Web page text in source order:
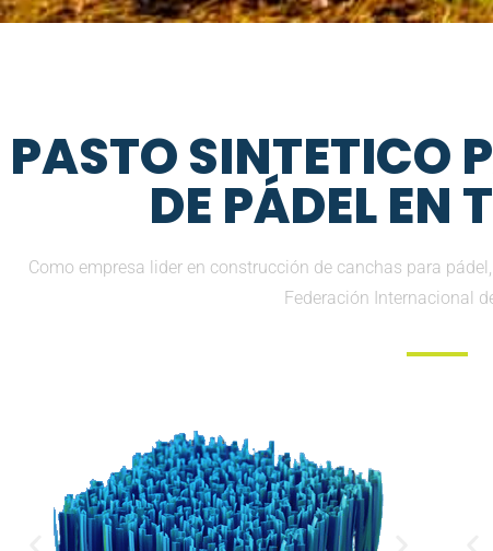
PASTO SINTETICO
DE PÁDEL EN
Como empresa lider en construcción de canchas para
Federación Internacional